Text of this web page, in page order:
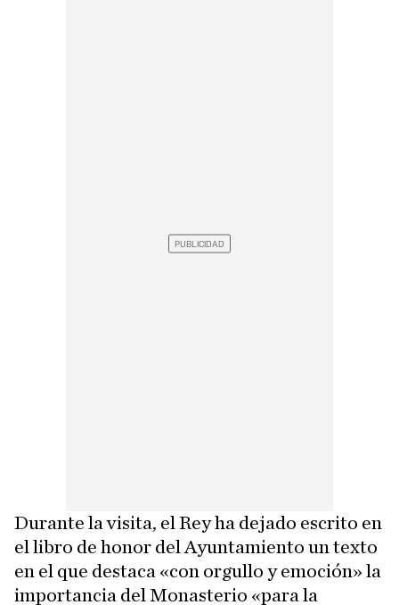
Durante la visita, el Rey ha dejado escrito en
el libro de honor del Ayuntamiento un texto
en el que destaca «con orgullo y emoción» la
importancia del Monasterio «para la